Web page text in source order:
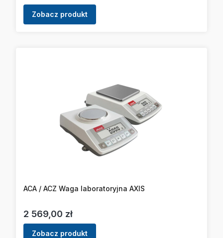
Zobacz produkt
ACA / ACZ Waga laboratoryjna AXIS
Cena
2 569,00 zł
Zobacz produkt